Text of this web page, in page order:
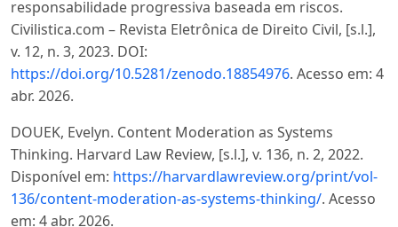
responsabilidade progressiva baseada em riscos.
Civilistica.com – Revista Eletrônica de Direito Civil, [s.l.],
v. 12, n. 3, 2023. DOI:
https://doi.org/10.5281/zenodo.18854976. Acesso em: 4
abr. 2026.
DOUEK, Evelyn. Content Moderation as Systems
Thinking. Harvard Law Review, [s.l.], v. 136, n. 2, 2022.
Disponível em: https://harvardlawreview.org/print/vol-
136/content-moderation-as-systems-thinking/. Acesso
em: 4 abr. 2026.